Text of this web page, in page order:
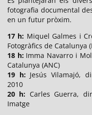
fotografia documental
en un futur pròxim.
17 h: Miquel Galmes i
Fotogràfics de Catalunya
18 h:Imma Navarro i
Catalunya (ANC)
19 h:Jesús Vilamajó,
2010
20 h: Carles Guerra,
Imatge